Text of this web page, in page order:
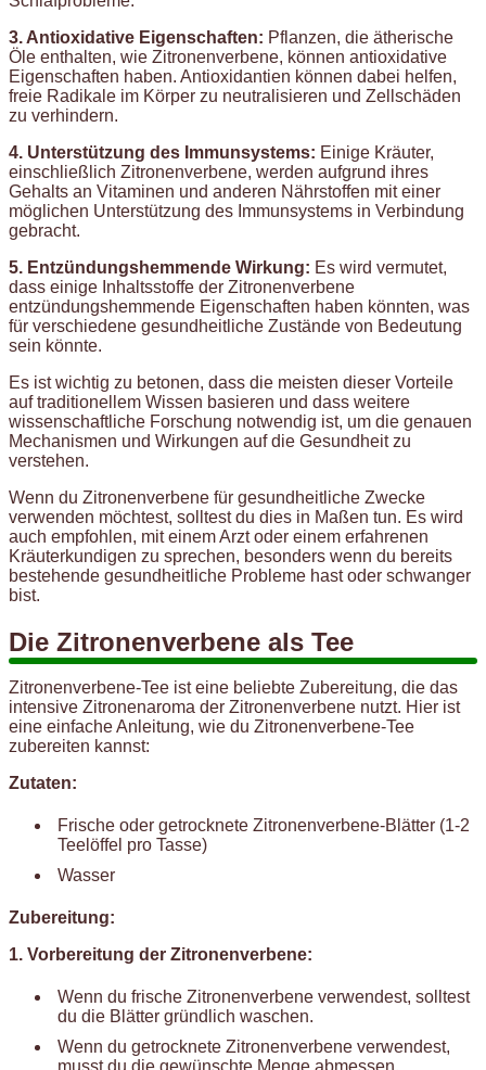
3. Antioxidative Eigenschaften: Pflanzen, die ätherische
Öle enthalten, wie Zitronenverbene, können antioxidative
Eigenschaften haben. Antioxidantien können dabei helfen,
freie Radikale im Körper zu neutralisieren und Zellschäden
zu verhindern.
4. Unterstützung des Immunsystems: Einige Kräuter,
einschließlich Zitronenverbene, werden aufgrund ihres
Gehalts an Vitaminen und anderen Nährstoffen mit einer
möglichen Unterstützung des Immunsystems in Verbindung
gebracht.
5. Entzündungshemmende Wirkung: Es wird vermutet,
dass einige Inhaltsstoffe der Zitronenverbene
entzündungshemmende Eigenschaften haben könnten, was
für verschiedene gesundheitliche Zustände von Bedeutung
sein könnte.
Es ist wichtig zu betonen, dass die meisten dieser Vorteile
auf traditionellem Wissen basieren und dass weitere
wissenschaftliche Forschung notwendig ist, um die genauen
Mechanismen und Wirkungen auf die Gesundheit zu
verstehen.
Wenn du Zitronenverbene für gesundheitliche Zwecke
verwenden möchtest, solltest du dies in Maßen tun. Es wird
auch empfohlen, mit einem Arzt oder einem erfahrenen
Kräuterkundigen zu sprechen, besonders wenn du bereits
bestehende gesundheitliche Probleme hast oder schwanger
bist.
Die Zitronenverbene als Tee
Zitronenverbene-Tee ist eine beliebte Zubereitung, die das
intensive Zitronenaroma der Zitronenverbene nutzt. Hier ist
eine einfache Anleitung, wie du Zitronenverbene-Tee
zubereiten kannst:
Zutaten:
Frische oder getrocknete Zitronenverbene-Blätter (1-2
Teelöffel pro Tasse)
Wasser
Zubereitung:
1. Vorbereitung der Zitronenverbene:
Wenn du frische Zitronenverbene verwendest, solltest
du die Blätter gründlich waschen.
Wenn du getrocknete Zitronenverbene verwendest,